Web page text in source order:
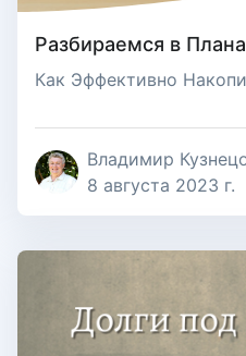
Разбираемся в
Как Эффективно
Владимир
8 августа 2023 г.